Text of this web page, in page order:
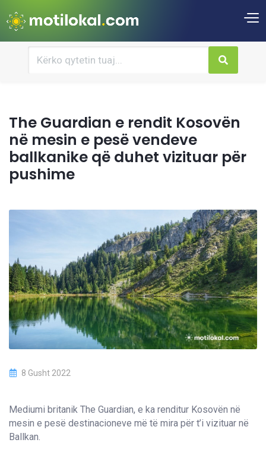
The Guardian e rendit Kosovën
në mesin e pesë vendeve
ballkanike që duhet vizituar për
pushime
8 Gusht 2022
Mediumi britanik The Guardian, e ka renditur Kosovën në
mesin e pesë destinacioneve më të mira për t’i vizituar në
Ballkan.